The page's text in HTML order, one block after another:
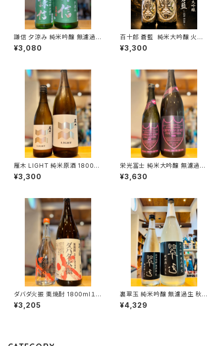
謙信 夕涼み 純米吟醸 無濾過生
1800ml１本（池田屋酒造・新潟
県糸魚川市新鉄）
¥3,080
百十郎 蒼藍 純米大吟醸 火入
れ 1800ml１本（林本店・岐阜県
各務原市那加新加納町）
¥3,300
雁木 LIGHT 純米原酒 1800ml
１本（八百新酒造・山口県岩国市
今津町）
¥3,300
栄光冨士 純米大吟醸 無濾過生
原酒 CRIMSONGLORY PINK
SAPPHIRE 1800ml １本（冨士
¥3,630
ダバダ火振 栗焼酎 1800ml１本
（株式会社無手無冠・高知県高
岡郡四万十町）
¥3,205
裏翠玉 純米吟醸 無濾過生 秋田
酒こまち 1800ml１本（両関酒
造・秋田県湯沢市前森）
¥4,329